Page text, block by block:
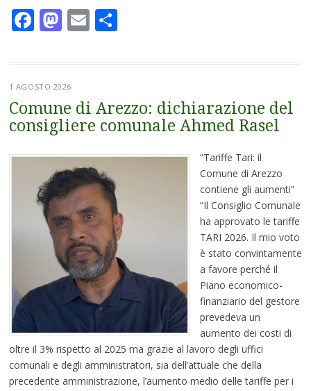
Facebook
Mastodon
EmailCondividi
1 AGOSTO 2026
Comune di Arezzo: dichiarazione del
consigliere comunale Ahmed Rasel
“Tariffe Tari: il
Comune di Arezzo
contiene gli aumenti”
“Il Consiglio Comunale
ha approvato le tariffe
TARI 2026. Il mio voto
è stato convintamente
a favore perché il
Piano economico-
finanziario del gestore
prevedeva un
aumento dei costi di
oltre il 3% rispetto al 2025 ma grazie al lavoro degli uffici
comunali e degli amministratori, sia dell’attuale che della
precedente amministrazione, l’aumento medio delle tariffe per i